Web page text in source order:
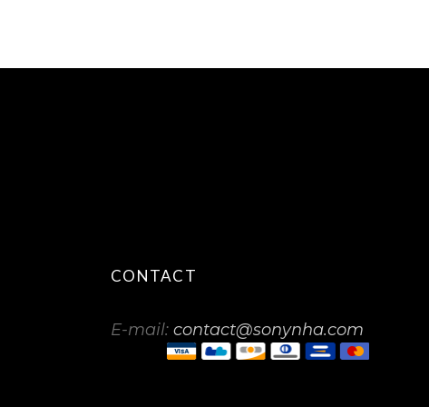
CONTACT
E-mail: contact@sonynha.com